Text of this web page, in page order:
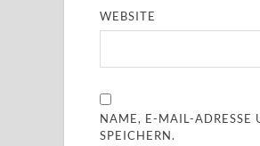
WEBSITE
NAME, E-MAIL-ADRESSE
SPEICHERN.